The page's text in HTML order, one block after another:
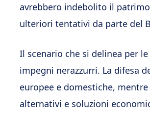
avrebbero indebolito il
ulteriori tentativi da parte del
Il scenario che si delinea per
impegni nerazzurri. La difesa
europee e domestiche,
alternativi e soluzioni